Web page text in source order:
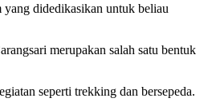
yang didedikasikan untuk beliau
merupakan salah satu bentuk
seperti trekking dan bersepeda.